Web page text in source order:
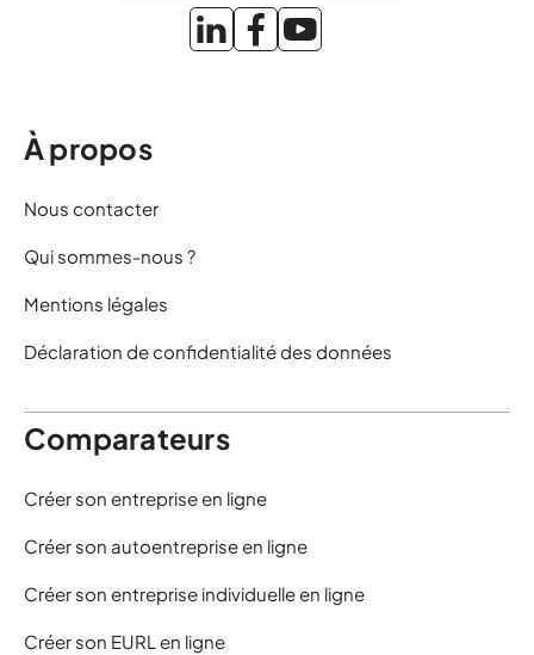
À propos
Nous contacter
Qui sommes-nous ?
Mentions légales
Déclaration de confidentialité des données
Comparateurs
Créer son entreprise en ligne
Créer son autoentreprise en ligne
Créer son entreprise individuelle en ligne
Créer son EURL en ligne